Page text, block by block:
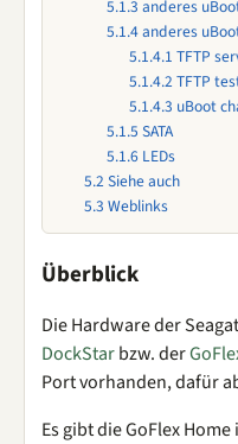
5.1.3 anderes
5.1.4anderes
5.1.4.1 TFTP
5.1.4.2 TFTP
5.1.4.3 uBoot
5.1.5 SATA
5.1.6 LEDs
5.2 Siehe auch
5.3 Weblinks
Überblick
Die Hardware der
DockStarbzw. der
Port vorhanden, dafür
Es gibt die GoFlex